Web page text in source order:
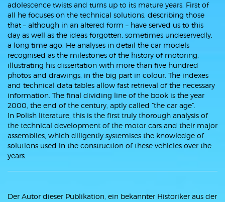
adolescence twists and turns up to its mature years. First of
all he focuses on the technical solutions, describing those
that – although in an altered form – have served us to this
day as well as the ideas forgotten, sometimes undeservedly,
a long time ago. He analyses in detail the car models
recognised as the milestones of the history of motoring,
illustrating his dissertation with more than five hundred
photos and drawings, in the big part in colour. The indexes
and technical data tables allow fast retrieval of the necessary
information. The final dividing line of the book is the year
2000, the end of the century, aptly called “the car age”.
In Polish literature, this is the first truly thorough analysis of
the technical development of the motor cars and their major
assemblies, which diligently systemises the knowledge of
solutions used in the construction of these vehicles over the
years.
Der Autor dieser Publikation, ein bekannter Historiker aus der